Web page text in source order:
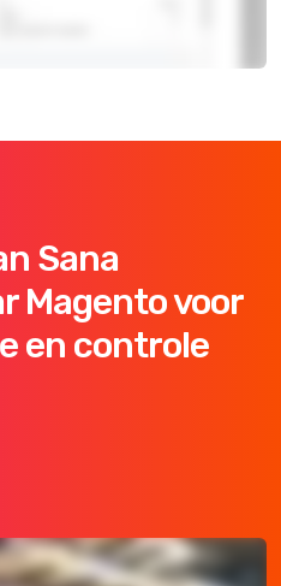
Sana
Magento voor
en controle